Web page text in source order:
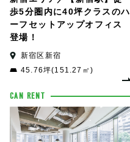
歩5分圏内に40坪クラスのハ
ーフセットアップオフィス
登場！
新宿区新宿
45.76坪(151.27㎡)
CAN RENT